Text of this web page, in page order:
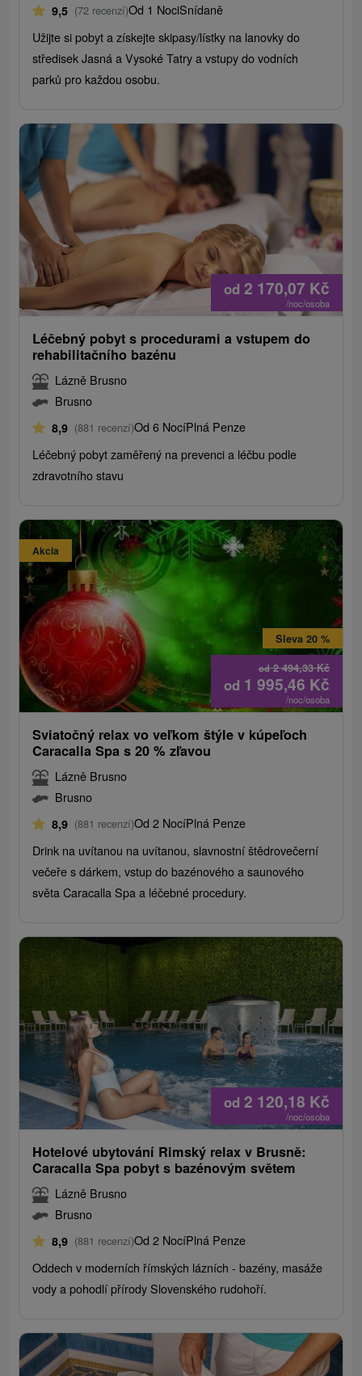
9,5 (72 recenzí)Od 1 NociSnídaně
Užijte si pobyt a získejte skipasy/lístky na lanovky do
středisek Jasná a Vysoké Tatry a vstupy do vodních
parků pro každou osobu.
od 2 170,07 Kč
/noc/osoba
Léčebný pobyt s procedurami a vstupem do
rehabilitačního bazénu
Lázně Brusno
Brusno
8,9 (881 recenzí)Od 6 NocíPlná Penze
Léčebný pobyt zaměřený na prevenci a léčbu podle
zdravotního stavu
Akcia
od2 494,33Kč
Sleva 20 %
od 1 995,46 Kč
/noc/osoba
Sviatočný relax vo veľkom štýle v kúpeľoch
Caracalla Spa s 20 % zľavou
Lázně Brusno
Brusno
8,9 (881 recenzí)Od 2 NocíPlná Penze
Drink na uvítanou na uvítanou, slavnostní štědrovečerní
večeře s dárkem, vstup do bazénového a saunového
světa Caracalla Spa a léčebné procedury.
od 2 120,18 Kč
/noc/osoba
Hotelové ubytování Rimský relax v Brusně:
Caracalla Spa pobyt s bazénovým světem
Lázně Brusno
Brusno
8,9 (881 recenzí)Od 2 NocíPlná Penze
Oddech v moderních římských lázních - bazény, masáže
vody a pohodlí přírody Slovenského rudohoří.